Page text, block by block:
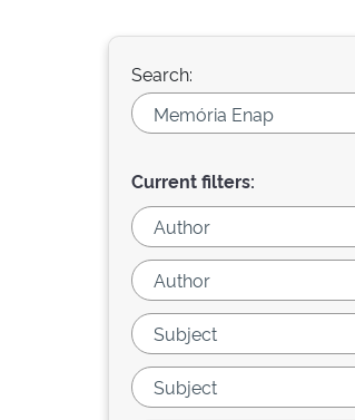
Search:
Current filters: